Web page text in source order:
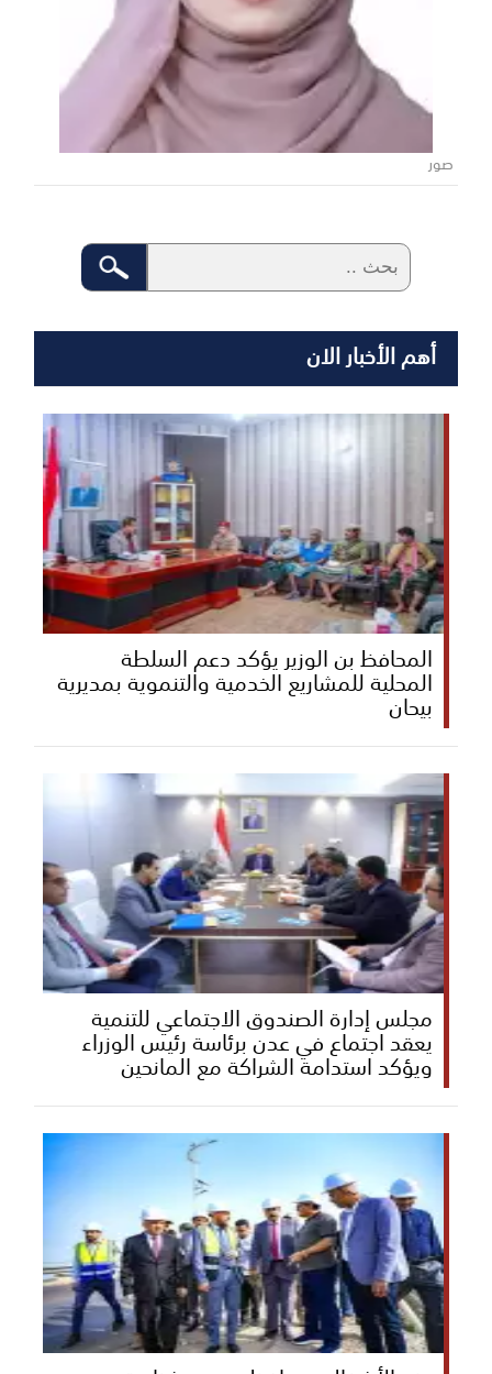
صور
أهم الأخبار الان
المحافظ بن الوزير يؤكد دعم السلطة
المحلية للمشاريع الخدمية والتنموية بمديرية
بيحان
مجلس إدارة الصندوق الاجتماعي للتنمية
يعقد اجتماع في عدن برئاسة رئيس الوزراء
ويؤكد استدامة الشراكة مع المانحين